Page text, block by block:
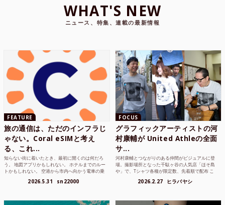
WHAT'S NEW
ニュース、特集、連載の最新情報
FEATURE
旅の通信は、ただのインフラじ
ゃない。Coral eSIMと考え
る、これ...
知らない街に着いたとき、最初に開くのは何だろ
う。 地図アプリかもしれない。 ホテルまでのルー
トかもしれない。 空港から市内へ向かう電車の乗
2026.5.31 sn22000
FOCUS
グラフィックアーティストの河
村康輔が United Athleの全面
サ...
河村康輔とつながりのある仲間がビジュアルに登
場。撮影場所となった千駄ヶ谷の人気店「ほそ島
や」で、Tシャツ各種が限定数、先着順で配布 こ
2026.2.27 ヒラバヤシ